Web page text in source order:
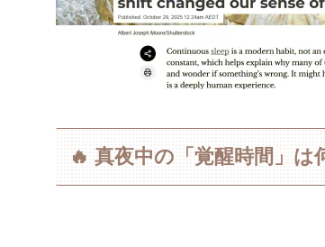
🔥 真夜中の「覚醒時間」は